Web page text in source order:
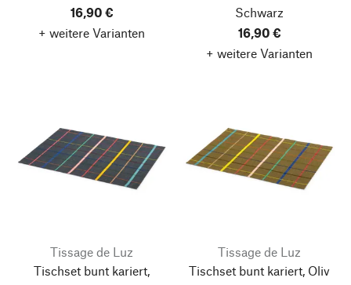
16,90 €
+ weitere Varianten
Schwarz
16,90 €
+ weitere Varianten
Tissage de Luz
Tischset bunt kariert,
Tissage de Luz
Tischset bunt kariert, Oliv